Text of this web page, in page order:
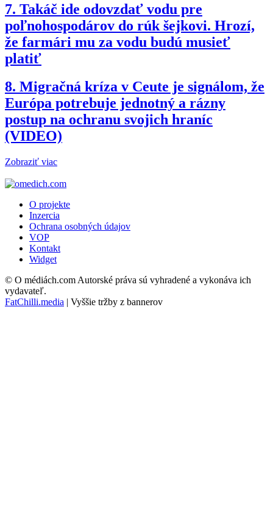
7. Takáč ide odovzdať vodu pre
poľnohospodárov do rúk šejkovi. Hrozí,
že farmári mu za vodu budú musieť
platiť
8. Migračná kríza v Ceute je signálom, že
Európa potrebuje jednotný a rázny
postup na ochranu svojich hraníc
(VIDEO)
Zobraziť viac
O projekte
Inzercia
Ochrana osobných údajov
VOP
Kontakt
Widget
© O médiách.com Autorské práva sú vyhradené a vykonáva ich
vydavateľ.
FatChilli.media | Vyššie tržby z bannerov